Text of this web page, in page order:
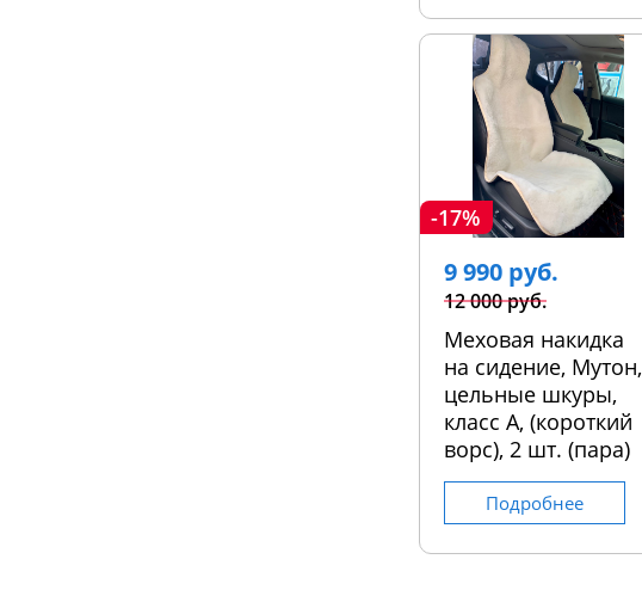
-17%
9 990 руб.
12 000 руб.
Меховая накидка
на сидение, Мутон,
цельные шкуры,
класс А, (короткий
ворс), 2 шт. (пара)
Подробнее